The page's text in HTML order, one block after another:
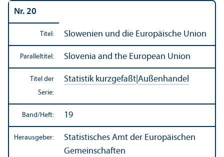
Nr. 20
Titel: Slowenien und die Europäische Union
Paralleltitel: Slovenia and the European Union
Titel der
Serie:
Statistik kurzgefaßt Außen­handel
Band/Heft: 19
Herausgeber:
Statistisches Amt der Europäischen
Gemeinschaften